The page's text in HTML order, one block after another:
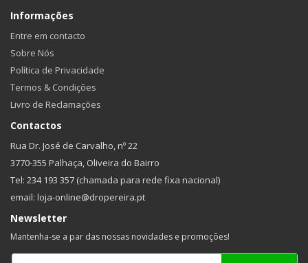
Informações
Entre em contacto
Sobre Nós
Política de Privacidade
Termos & Condições
Livro de Reclamações
Contactos
Rua Dr. José de Carvalho, nº 22
3770-355 Palhaça, Oliveira do Bairro
Tel: 234 193 357 (chamada para rede fixa nacional)
email: loja-online@dropereira.pt
Newsletter
Mantenha-se a par das nossas novidades e promoções!